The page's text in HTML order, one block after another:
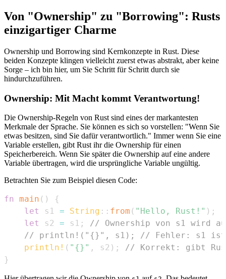
Von "Ownership" zu "Borrowing": Rusts
einzigartiger Charme
Ownership und Borrowing sind Kernkonzepte in Rust. Diese
beiden Konzepte klingen vielleicht zuerst etwas abstrakt, aber keine
Sorge – ich bin hier, um Sie Schritt für Schritt durch sie
hindurchzuführen.
Ownership: Mit Macht kommt Verantwortung!
Die Ownership-Regeln von Rust sind eines der markantesten
Merkmale der Sprache. Sie können es sich so vorstellen: "Wenn Sie
etwas besitzen, sind Sie dafür verantwortlich." Immer wenn Sie eine
Variable erstellen, gibt Rust ihr die Ownership für einen
Speicherbereich. Wenn Sie später die Ownership auf eine andere
Variable übertragen, wird die ursprüngliche Variable ungültig.
Betrachten Sie zum Beispiel diesen Code:
fn main ( )
{
let
s1 = String :: from ( "Hello, Rust!" ) ;
let
s2 = s1 ;
// Ownership von s1 wird
// println!("{}", s1); // Fehler: s1 ist
println! ( "{}" , s2 ) ;
// Korrekt: gibt
}